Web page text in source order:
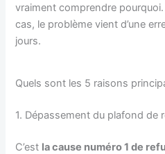
vraiment comprendre
cas, le problème vient d’une
jours.
Quels sont les 5 raisons
1. Dépassement du plafond de
C’est la cause numéro 1 de